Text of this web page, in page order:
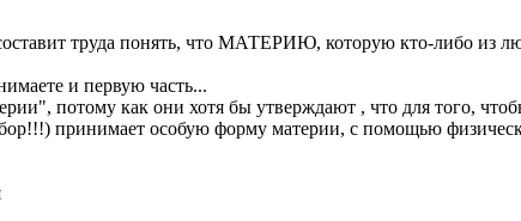
составит труда понять, что МАТЕРИЮ, которую кто-либо
и первую часть...
потому как они хотя бы утверждают , что для того,
принимает особую форму материи, с помощью